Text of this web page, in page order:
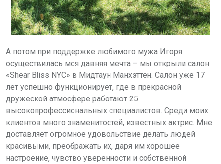
А потом при поддержке любимого мужа Игоря
осуществилась моя давняя мечта – мы открыли салон
«Shear Bliss NYC» в Мидтаун Манхэттен. Салон уже 17
лет успешно функционирует, где в прекрасной
дружеской атмосфере работают 25
высокопрофессиональных специалистов. Среди моих
клиентов много знаменитостей, известных актрис. Мне
доставляет огромное удовольствие делать людей
красивыми, преображать их, даря им хорошее
настроение, чувство уверенности и собственной